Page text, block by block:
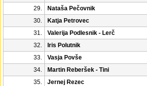
29.
Nataša Pečovnik
30.
Katja Petrovec
31.
Valerija Podlesnik - Lerč
32.
Iris Polutnik
33.
Vasja Povše
34.
Martin Reberšek - Tini
35.
Jernej Rezec